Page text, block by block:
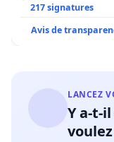
217 signatures
Avis de
LANCEZ
Y a-t-